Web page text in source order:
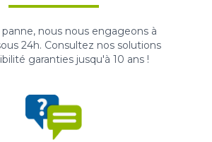
panne, nous nous engageons à
24h. Consultez nos solutions
garanties jusqu'à 10 ans !